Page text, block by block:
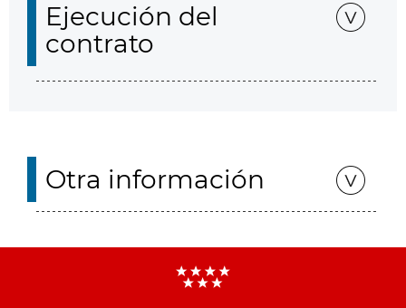
Ejecución del
contrato
Otra información